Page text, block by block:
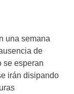
una semana
de
se esperan
irán disipando